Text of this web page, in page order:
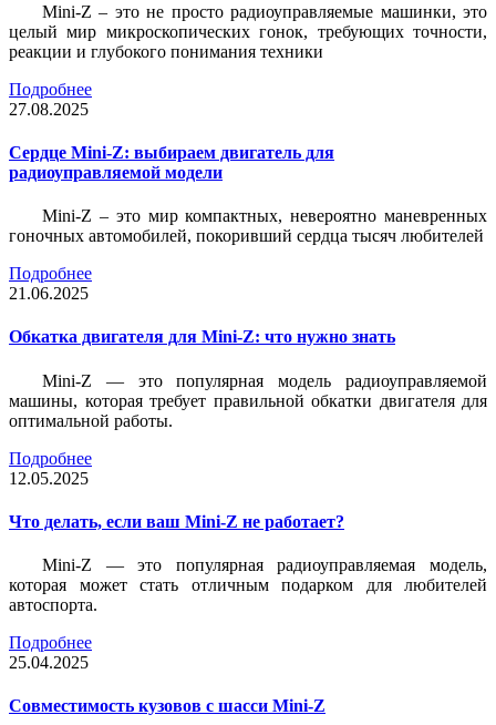
Mini-Z – это не просто радиоуправляемые машинки, это
целый мир микроскопических гонок, требующих точности,
реакции и глубокого понимания техники
Подробнее
27.08.2025
Сердце Mini-Z: выбираем двигатель для
радиоуправляемой модели
Mini-Z – это мир компактных, невероятно маневренных
гоночных автомобилей, покоривший сердца тысяч любителей
Подробнее
21.06.2025
Обкатка двигателя для Mini-Z: что нужно знать
Mini-Z — это популярная модель радиоуправляемой
машины, которая требует правильной обкатки двигателя для
оптимальной работы.
Подробнее
12.05.2025
Что делать, если ваш Mini-Z не работает?
Mini-Z — это популярная радиоуправляемая модель,
которая может стать отличным подарком для любителей
автоспорта.
Подробнее
25.04.2025
Совместимость кузовов с шасси Mini-Z